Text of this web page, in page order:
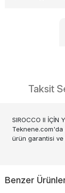
Taksit
SIROCCO II İÇİN
Teknene.com'da
ürün garantisi ve
Benzer